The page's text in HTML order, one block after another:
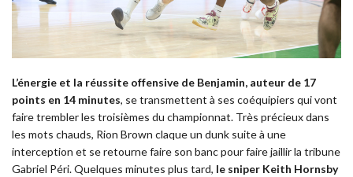
L’énergie et la réussite offensive de Benjamin, auteur de 17
points en 14 minutes, se transmettent à ses coéquipiers qui vont
faire trembler les troisièmes du championnat. Très précieux dans
les mots chauds, Rion Brown claque un dunk suite à une
interception et se retourne faire son banc pour faire jaillir la tribune
Gabriel Péri. Quelques minutes plus tard, le sniper Keith Hornsby